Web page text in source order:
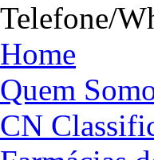
Telefone/
Home
Quem
CN